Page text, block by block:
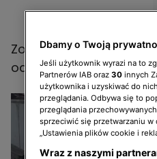
Zobacz, co wydarzyło
odcinku Złomowiska!
Dbamy o Twoją
Jeśli użytkownik wyrazi na to
Partnerów IAB oraz 30 innych
użytkownika i uzyskiwać do
przeglądania. Odbywa się to
przeglądania
sprzeciwić się przetwarzaniu
„Ustawienia plików cookie i
Wraz z naszymi